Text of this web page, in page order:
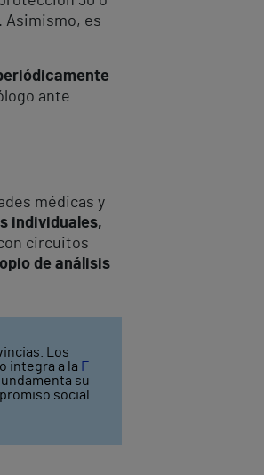
Asimismo, es
ante
médicas y
individuales,
circuitos
de análisis
Los
integra a la F
su
social